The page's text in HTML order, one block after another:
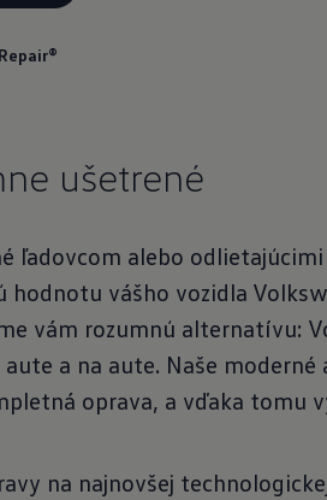
ušetrené
ľadovcom alebo
hodnotu vášho vozidla
vám rozumnú alternatívu:
a na aute. Naše
oprava, a vďaka tomu
na najnovšej